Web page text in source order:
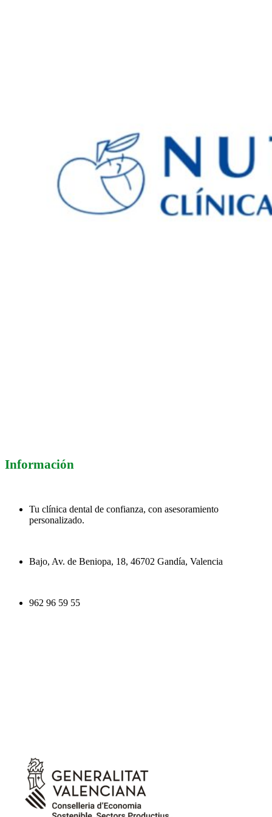
Información
Tu clínica dental de confianza, con asesoramiento
personalizado.
Bajo, Av. de Beniopa, 18, 46702 Gandía, Valencia
962 96 59 55